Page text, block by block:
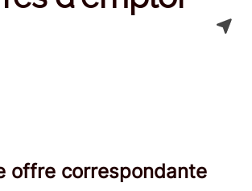
offre correspondante